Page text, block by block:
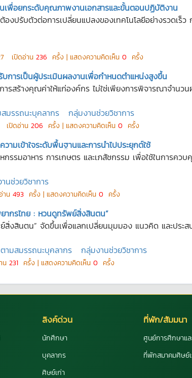
เพื่อยกระดับคุณภาพงานเอกสารและขั้นตอนปฏิบัติงาน
ปรับตัวต่อการเปลี่ยนแปลงของเทคโนโลยีอย่างรวดเร็ว
เปิดอ่าน 236 ครั้ง | แสดงความคิดเห็น 0 ครั้ง
บการเป็นผู้ประเมินผลงานเพื่อกำหนดตำแหน่งสูงขึ้น
รสร้างคุณค่าให้แก่องค์กร ไม่ใช่เพียงการพิจารณาจำนว
มรรถนะบุคลากร กลุ่มงานช่วยวิชาการ
เปิดอ่าน 206 ครั้ง | แสดงความคิดเห็น 0 ครั้ง
มเข้าใจระดับพื้นฐานและการนำไปประยุกต์ใช้
รรมอาหาร การเกษตร และเภสัชกรรม เพื่อใช้ในการค
นช่วยวิชาการ
าน 493 ครั้ง | แสดงความคิดเห็น 0 ครั้ง
ากรไทย : หวนดูทรัพย์สิ่งสินตน”
งสินตน” จัดขึ้นเพื่อแลกเปลี่ยนมุมมอง แนวคิด และประ
ามสมรรถนะบุคลากร กลุ่มงานช่วยวิชาการ
น 231 ครั้ง | แสดงความคิดเห็น 0 ครั้ง
ลิงค์ด่วน
นักศึกษา
บุคลากร
ศิษย์เก่า
ที่พัก/สัมมนา
ศูนย์การศึกษาแ
ที่พักสมาคมศิษย์